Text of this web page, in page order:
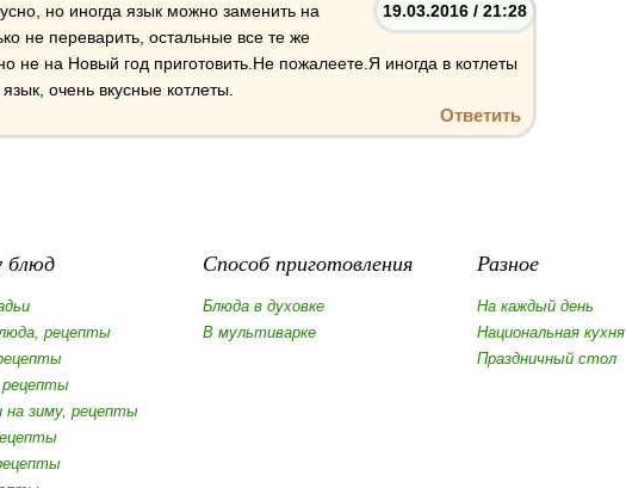
19.03.2016 / 21:28
но иногда язык можно заменить на
не переварить, остальные все те же
не на Новый год приготовить.Не пожалеете.Я иногда в котлеты
очень вкусные котлеты.
Ответить
блюд
рецепты
на зиму, рецепты
Способ приготовления
Блюда в духовке
В мультиварке
Разное
На каждый день
Национальная кухня
Праздничный стол